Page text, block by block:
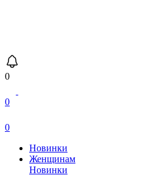
0
0
0
Новинки
Женщинам
Новинки